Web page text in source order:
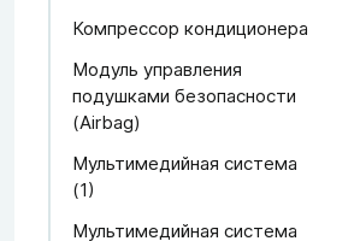
Компрессор кондиционера
Модуль управления
подушками безопасности
(Airbag)
Мультимедийная система
(1)
Мультимедийная система